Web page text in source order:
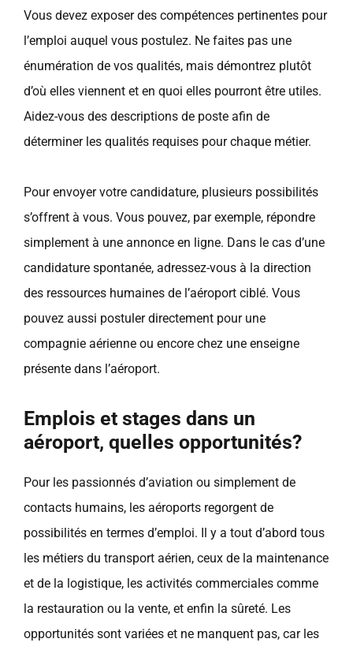
Vous devez exposer des compétences pertinentes pour
l’emploi auquel vous postulez. Ne faites pas une
énumération de vos qualités, mais démontrez plutôt
d’où elles viennent et en quoi elles pourront être utiles.
Aidez-vous des descriptions de poste afin de
déterminer les qualités requises pour chaque métier.
Pour envoyer votre candidature, plusieurs possibilités
s’offrent à vous. Vous pouvez, par exemple, répondre
simplement à une annonce en ligne. Dans le cas d’une
candidature spontanée, adressez-vous à la direction
des ressources humaines de l’aéroport ciblé. Vous
pouvez aussi postuler directement pour une
compagnie aérienne ou encore chez une enseigne
présente dans l’aéroport.
Emplois et stages dans un
aéroport, quelles opportunités?
Pour les passionnés d’aviation ou simplement de
contacts humains, les aéroports regorgent de
possibilités en termes d’emploi. Il y a tout d’abord tous
les métiers du transport aérien, ceux de la maintenance
et de la logistique, les activités commerciales comme
la restauration ou la vente, et enfin la sûreté. Les
opportunités sont variées et ne manquent pas, car les